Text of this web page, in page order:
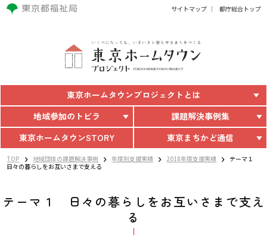
サイトマップ 都庁総合トップ
東京ホームタウンプロジェクトとは
地域参加のトビラ
課題解決事例集
東京ホームタウンSTORY 東京まちかど通信
TOP 地域団体の課題解決事例 年度別支援実績 2018年度支援実績
テーマ１
日々の暮らしをお互いさまで支える
テーマ１ 日々の暮らしをお互いさまで支え
る